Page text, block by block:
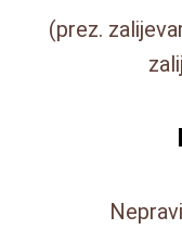
(prez.